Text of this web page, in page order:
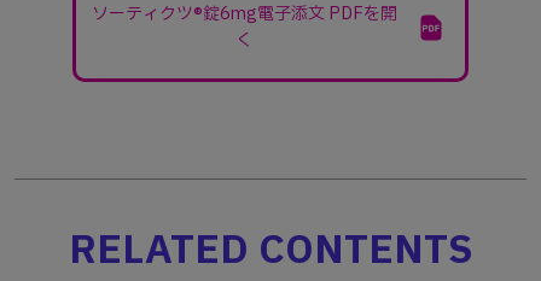
ソーティクツ®錠6mg電子添文 PDFを開
く
RELATED CONTENTS